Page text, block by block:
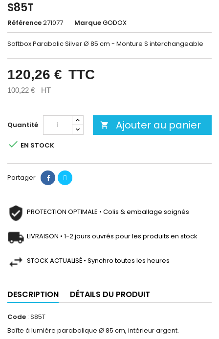
S85T
Référence271077 MarqueGODOX
Softbox Parabolic Silver Ø 85 cm - Monture S interchangeable
120,26 € TTC
100,22 € HT
Quantité  Ajouter au panier
 EN STOCK
Partager
PROTECTION OPTIMALE • Colis & emballage soignés
LIVRAISON • 1-2 jours ouvrés pour les produits en stock
STOCK ACTUALISÉ • Synchro toutes les heures
DESCRIPTION DÉTAILS DU PRODUIT
Code : S85T
Boîte à lumière parabolique Ø 85 cm, intérieur argent.